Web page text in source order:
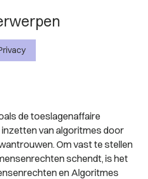
de toeslagenaffaire
van algoritmes door
Om vast te stellen
schendt, is het
en Algoritmes